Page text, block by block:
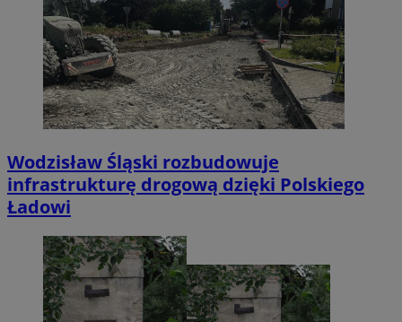
Wodzisław Śląski rozbudowuje
infrastrukturę drogową dzięki Polskiego
Ładowi